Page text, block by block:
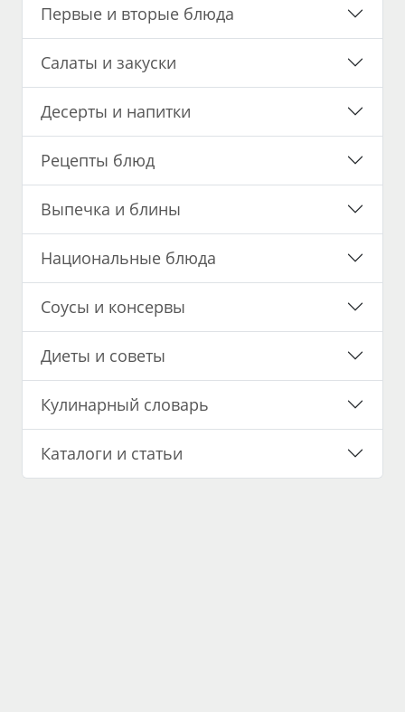
Первые и вторые блюда
Салаты и закуски
Десерты и напитки
Рецепты блюд
Выпечка и блины
Национальные блюда
Соусы и консервы
Диеты и советы
Кулинарный словарь
Каталоги и статьи